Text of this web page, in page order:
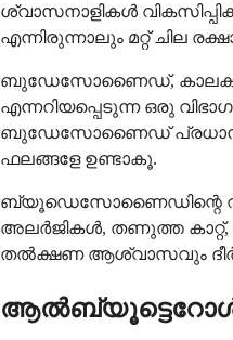
ശ്വാസനാളികൾ
എന്നിരുന്നാലും മറ്റ് ചില
ബുഡേസോണൈഡ്,
എന്നറിയപ്പെടുന്ന ഒരു
ബുഡേസോണൈഡ്
ഫലങ്ങളേ ഉണ്ടാകൂ.
ബ്യൂഡെസോണൈഡിന്റെ
അലർജികൾ, തണുത്ത കാറ്റ്,
തൽക്ഷണ ആശ്വാസവും